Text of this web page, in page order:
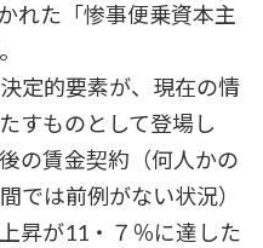
れた「惨事便乗資本主
定的要素が、現在の情
すものとして登場し
の賃金契約（何人かの
では前例がない状況）
昇が11・７％に達した